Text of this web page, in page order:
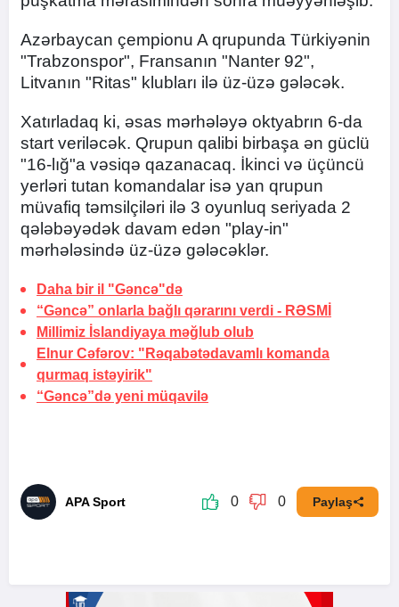
Azərbaycan çempionu A qrupunda Türkiyənin
"Trabzonspor", Fransanın "Nanter 92",
Litvanın "Ritas" klubları ilə üz-üzə gələcək.
Xatırladaq ki, əsas mərhələyə oktyabrın 6-da
start veriləcək. Qrupun qalibi birbaşa ən güclü
"16-lığ"a vəsiqə qazanacaq. İkinci və üçüncü
yerləri tutan komandalar isə yan qrupun
müvafiq təmsilçiləri ilə 3 oyunluq seriyada 2
qələbəyədək davam edən "play-in"
mərhələsində üz-üzə gələcəklər.
Daha bir il "Gəncə"də
“Gəncə” onlarla bağlı qərarını verdi - RƏSMİ
Millimiz İslandiyaya məğlub olub
Elnur Cəfərov: "Rəqabətədavamlı komanda
qurmaq istəyirik"
“Gəncə”də yeni müqavilə
APA Sport 0 0 Paylaş